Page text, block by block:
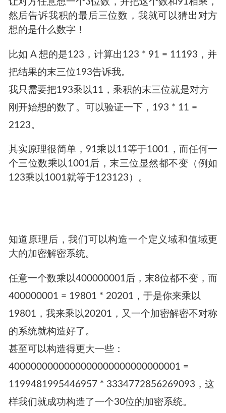
解密方法了，只需要反过来计算就可以了。加密
方法和解密方法是否可能不对称？
技术在小学就学过。
来看一个小时候《趣味数学》这类书里的数学小
魔术：
让对方任意想一个3位数，并把这个数和91相乘，
然后告诉我积的最后三位数，我就可以猜出对方
比如 A 想的是123，计算出123 * 91 = 11193，并
把结果的末三位193告诉我。
2123。
其实原理很简单，91乘以11等于1001，而任何一
个三位数乘以1001后，末三位显然都不变（例如
知道原理后，我们可以构造一个定义域和值域更
大的加密解密系统。
任意一个数乘以400000001后，末8位都不变，而
400000001 = 19801 * 20201，于是你来乘以